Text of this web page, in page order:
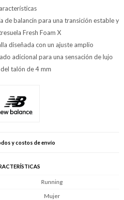
de balancín para una transición estable y
Fresh Foam X
diseñada con un ajuste amplio
adicional para una sensación de lujo
talón de 4 mm
y costos de envío
Running
Mujer